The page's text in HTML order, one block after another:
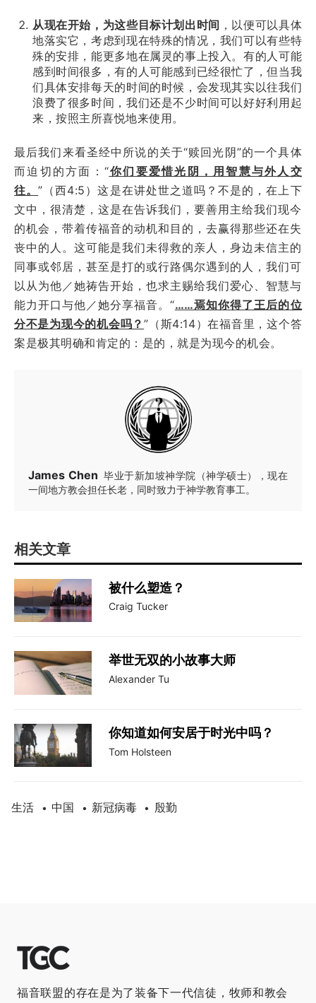
从现在开始，为这些目标计划出时间 ，以便可以具体
地落实它，考虑到现在特殊的情况，我们可以有些特
殊的安排，能更多地在属灵的事上投入。有的人可能
感到时间很多，有的人可能感到已经很忙了，但当我
们具体安排每天的时间的时候，会发现其实以往我们
浪费了很多时间，我们还是不少时间可以好好利用起
来，按照主所喜悦地来使用。
最后我们来看圣经中所说的关于“赎回光阴”的一个具体
而迫切的方面：“你们要爱惜光阴，用智慧与外人交
往。”（西4:5）这是在讲处世之道吗？不是的，在上下
文中，很清楚，这是在告诉我们，要善用主给我们现今
的机会，带着传福音的动机和目的，去赢得那些还在失
丧中的人。这可能是我们未得救的亲人，身边未信主的
同事或邻居，甚至是打的或行路偶尔遇到的人，我们可
以从为他／她祷告开始，也求主赐给我们爱心、智慧与
能力开口与他／她分享福音。“……焉知你得了王后的位
分不是为现今的机会吗？”（斯4:14）在福音里，这个答
案是极其明确和肯定的：是的，就是为现今的机会。
James Chen 毕业于新加坡神学院（神学硕士），现在
一间地方教会担任长老，同时致力于神学教育事工。
相关文章
被什么塑造？
Craig Tucker
举世无双的小故事大师
Alexander Tu
你知道如何安居于时光中吗？
Tom Holsteen
生活 • 中国 • 新冠病毒 • 殷勤
福音联盟的存在是为了装备下一代信徒，牧师和教会